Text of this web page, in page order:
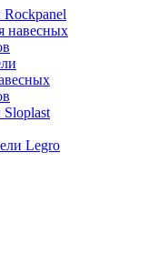
навесных
Legro